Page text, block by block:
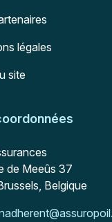
légales
site
postale
de Meeûs 37
Belgique